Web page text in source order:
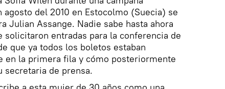
del 2010 en Estocolmo (Suecia) se
Julian Assange. Nadie sabe hasta ahora
solicitaron entradas para la conferencia de
que ya todos los boletos estaban
en la primera fila y cómo posteriormente
secretaria de prensa.